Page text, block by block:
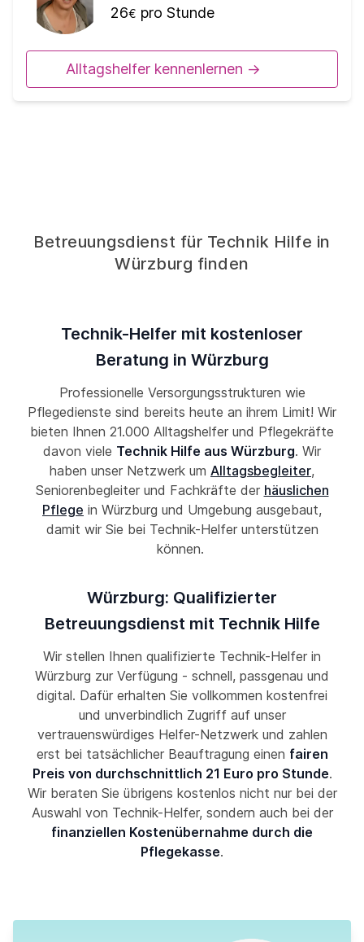
26€ pro Stunde
Alltagshelfer kennenlernen ->
Betreuungsdienst für Technik Hilfe in
Würzburg finden
Technik-Helfer mit kostenloser
Beratung in Würzburg
Professionelle Versorgungsstrukturen wie
Pflegedienste sind bereits heute an ihrem Limit! Wir
bieten Ihnen 21.000 Alltagshelfer und Pflegekräfte
davon viele Technik Hilfe aus Würzburg. Wir
haben unser Netzwerk um Alltagsbegleiter,
Seniorenbegleiter und Fachkräfte der häuslichen
Pflege in Würzburg und Umgebung ausgebaut,
damit wir Sie bei Technik-Helfer unterstützen
können.
Würzburg: Qualifizierter
Betreuungsdienst mit Technik Hilfe
Wir stellen Ihnen qualifizierte Technik-Helfer in
Würzburg zur Verfügung - schnell, passgenau und
digital. Dafür erhalten Sie vollkommen kostenfrei
und unverbindlich Zugriff auf unser
vertrauenswürdiges Helfer-Netzwerk und zahlen
erst bei tatsächlicher Beauftragung einen fairen
Preis von durchschnittlich 21 Euro pro Stunde.
Wir beraten Sie übrigens kostenlos nicht nur bei der
Auswahl von Technik-Helfer, sondern auch bei der
finanziellen Kostenübernahme durch die
Pflegekasse.